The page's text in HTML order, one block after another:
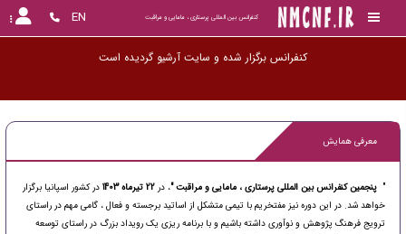
کنفرانس بین المللی پرستاری ، مامایی و مراقبت EN
کنفرانس برگزار شده و سایت آرشیو گردید
معرفی همایش
" پنجمین کنفرانس بین المللی پرستاری ، مامایی و مراقبت "، در 22 تیرماه 1403 در کشور اسپانیا برگزار
خواهد شد. در این دوره نیز مفتخریم با تیمی متشکل از اساتید برجسته و فعال ، گامی مهم در راستای
ترویج فرهنگ پژوهش و نوآوری داشته باشیم و با برنامه ریزی یک رویداد بزرگ در راستای توسعه